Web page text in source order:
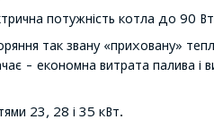
потужність котла до 90 Вт
так звану «приховану»
- економна витрата палива і
23, 28 і 35 кВт.